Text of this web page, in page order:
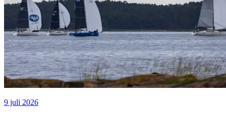
9 juli 2026